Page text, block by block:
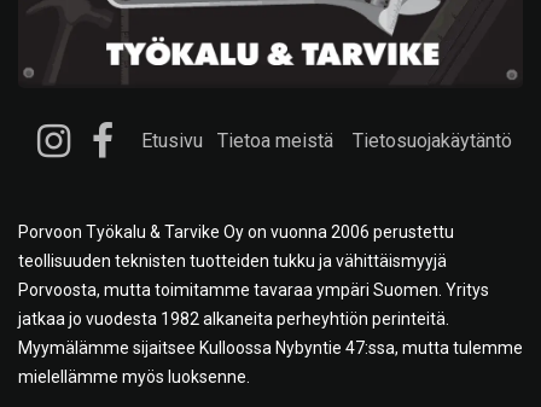
Etusivu Tietoa meistä Tietosuojakäytäntö
Porvoon Työkalu & Tarvike Oy on vuonna 2006 perustettu
teollisuuden teknisten tuotteiden tukku ja vähittäismyyjä
Porvoosta, mutta toimitamme tavaraa ympäri Suomen. Yritys
jatkaa jo vuodesta 1982 alkaneita perheyhtiön perinteitä.
Myymälämme sijaitsee Kulloossa Nybyntie 47:ssa, mutta tulemme
mielellämme myös luoksenne.